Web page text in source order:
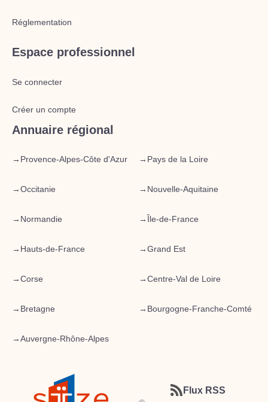
Réglementation
Espace professionnel
Se connecter
Créer un compte
Annuaire régional
→ Provence-Alpes-Côte d'Azur → Pays de la Loire
→Occitanie → Nouvelle-Aquitaine
→ Normandie → Île-de-France
→ Hauts-de-France →Grand Est
→Corse →Centre-Val de Loire
→ Bretagne → Bourgogne-Franche-Comté
→Auvergne-Rhône-Alpes
Flux RSS